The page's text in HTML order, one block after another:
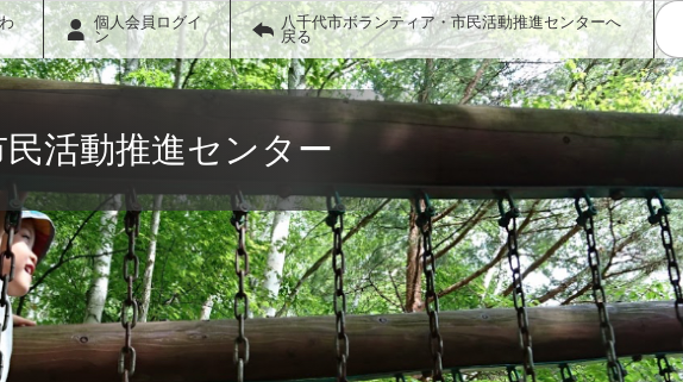
個人会員ログイ
ン
八千代市ボランティア・市民活動推進センターへ
戻る
活動推進センター